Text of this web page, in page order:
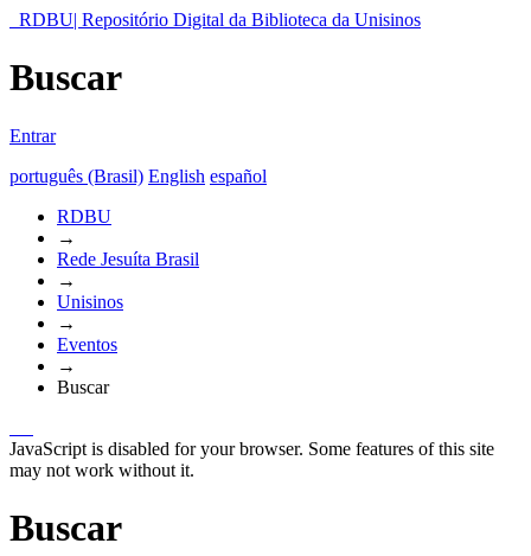
RDBU| Repositório Digital da Biblioteca da Unisinos
Buscar
Entrar
português (Brasil) English español
RDBU
→
Rede Jesuíta Brasil
→
Unisinos
→
Eventos
→
Buscar
JavaScript is disabled for your browser. Some features of this site
may not work without it.
Buscar